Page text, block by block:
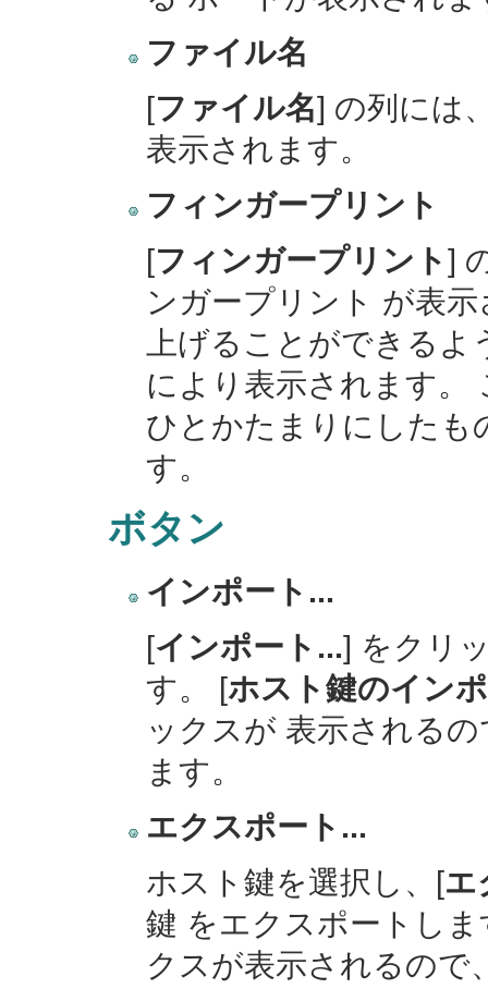
ファイル名
[ファイル名] の列には
表示されます。
フィンガープリント
[フィンガープリント]
ンガープリント が表
上げることができる
により表示されます。
ひとかたまりにしたも
す。
ボタン
インポート...
[インポート...] をクリ
す。 [ホスト鍵のイン
ックスが 表示される
ます。
エクスポート...
ホスト鍵を選択し、[エ
鍵 をエクスポートしま
クスが表示されるので